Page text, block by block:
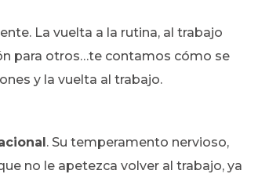
La vuelta a la rutina, al trabajo
para otros…te contamos cómo se
y la vuelta al trabajo.
. Su temperamento nervioso,
no le apetezca volver al trabajo, ya